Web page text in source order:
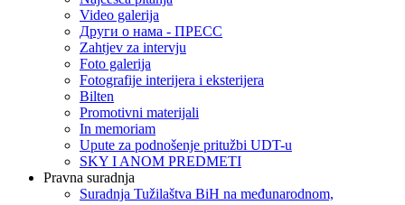
Video galerija
Други о нама - ПРЕСC
Zahtjev za intervju
Foto galerija
Fotografije interijera i eksterijera
Bilten
Promotivni materijali
In memoriam
Upute za podnošenje pritužbi UDT-u
SKY I ANOM PREDMETI
Pravna suradnja
Suradnja Tužilaštva BiH na međunarodnom,